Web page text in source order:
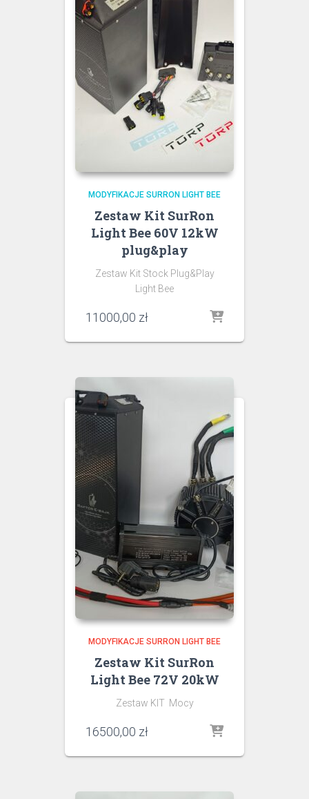
MODYFIKACJE SURRON LIGHT BEE
Zestaw Kit SurRon
Light Bee 60V 12kW
plug&play
Zestaw Kit Stock Plug&Play
Light Bee
11000,00 zł
MODYFIKACJE SURRON LIGHT BEE
Zestaw Kit SurRon
Light Bee 72V 20kW
Zestaw KIT Mocy
16500,00 zł